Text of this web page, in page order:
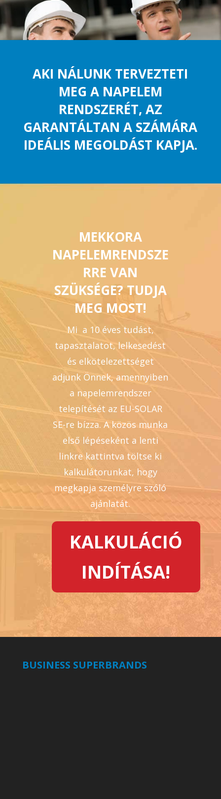
AKI NÁLUNK TERVEZTETI
MEG A NAPELEM
RENDSZERÉT, AZ
GARANTÁLTAN A SZÁMÁRA
IDEÁLIS MEGOLDÁST KAPJA.
MEKKORA
NAPELEMRENDSZE
RRE VAN
SZÜKSÉGE? TUDJA
MEG MOST!
Mi a 10 éves tudást,
tapasztalatot, lelkesedést
és elkötelezettséget
adjunk Önnek, amennyiben
a napelemrendszer
telepítését az EU-SOLAR
SE-re bízza.A közös munka
első lépéseként a lenti
linkre kattintva töltse ki
kalkulátorunkat, hogy
megkapja személyre szóló
ajánlatát.
KALKULÁCIÓ
INDÍTÁSA!
BUSINESS SUPERBRANDS